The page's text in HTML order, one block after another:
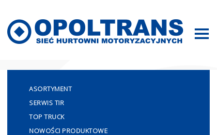
ASORTYMENT
SERWIS TIR
TOP TRUCK
NOWOŚCI PRODUKTOWE